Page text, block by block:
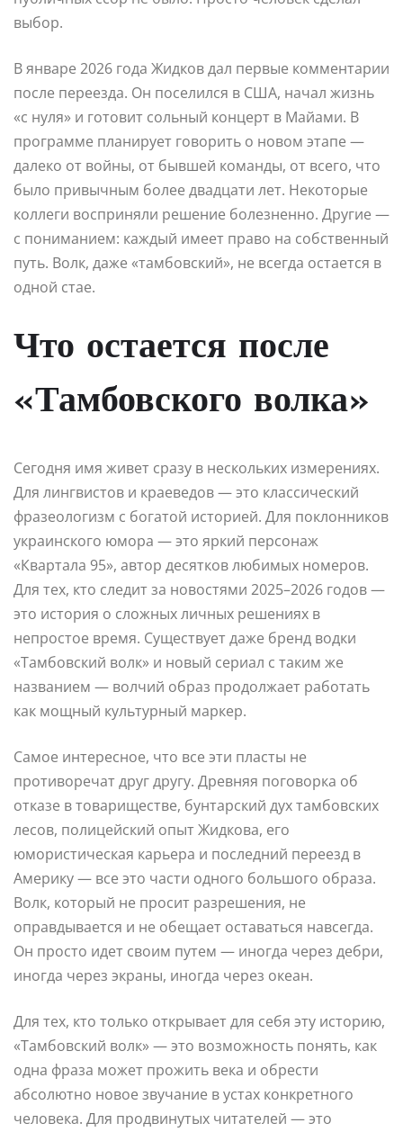
выбор.
В январе 2026 года Жидков дал первые комментарии
после переезда. Он поселился в США, начал жизнь
«с нуля» и готовит сольный концерт в Майами. В
программе планирует говорить о новом этапе —
далеко от войны, от бывшей команды, от всего, что
было привычным более двадцати лет. Некоторые
коллеги восприняли решение болезненно. Другие —
с пониманием: каждый имеет право на собственный
путь. Волк, даже «тамбовский», не всегда остается в
одной стае.
Что остается после
«Тамбовского волка»
Сегодня имя живет сразу в нескольких измерениях.
Для лингвистов и краеведов — это классический
фразеологизм с богатой историей. Для поклонников
украинского юмора — это яркий персонаж
«Квартала 95», автор десятков любимых номеров.
Для тех, кто следит за новостями 2025–2026 годов —
это история о сложных личных решениях в
непростое время. Существует даже бренд водки
«Тамбовский волк» и новый сериал с таким же
названием — волчий образ продолжает работать
как мощный культурный маркер.
Самое интересное, что все эти пласты не
противоречат друг другу. Древняя поговорка об
отказе в товариществе, бунтарский дух тамбовских
лесов, полицейский опыт Жидкова, его
юмористическая карьера и последний переезд в
Америку — все это части одного большого образа.
Волк, который не просит разрешения, не
оправдывается и не обещает оставаться навсегда.
Он просто идет своим путем — иногда через дебри,
иногда через экраны, иногда через океан.
Для тех, кто только открывает для себя эту историю,
«Тамбовский волк» — это возможность понять, как
одна фраза может прожить века и обрести
абсолютно новое звучание в устах конкретного
человека. Для продвинутых читателей — это